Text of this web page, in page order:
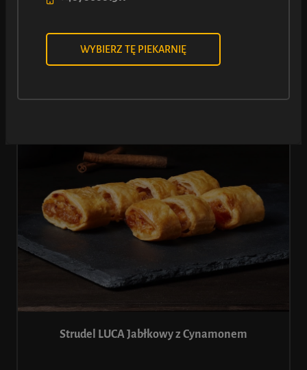
6
Strudel LUCA Jabłkowy z Cynamonem
WYBIERZ TĘ PIEKARNIĘ